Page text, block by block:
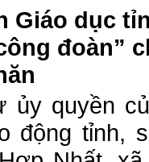
Giáo dục
đoàn”
ủy quyền
động tỉnh,